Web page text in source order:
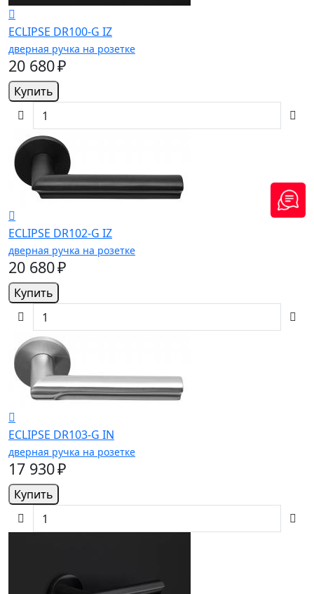
ECLIPSE DR100-G IZ
дверная ручка на розетке
20 680 ₽
Купить
ECLIPSE DR102-G IZ
дверная ручка на розетке
20 680 ₽
Купить
ECLIPSE DR103-G IN
дверная ручка на розетке
17 930 ₽
Купить